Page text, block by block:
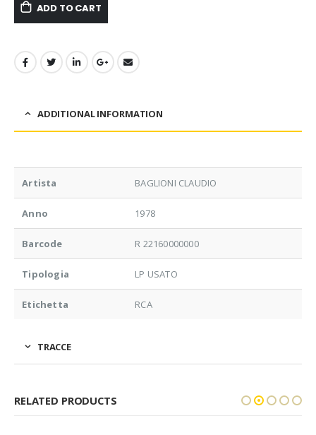
ADD TO CART
ADDITIONAL INFORMATION
Artista BAGLIONI CLAUDIO
Anno 1978
Barcode R 22160000000
Tipologia LP USATO
Etichetta RCA
TRACCE
RELATED PRODUCTS